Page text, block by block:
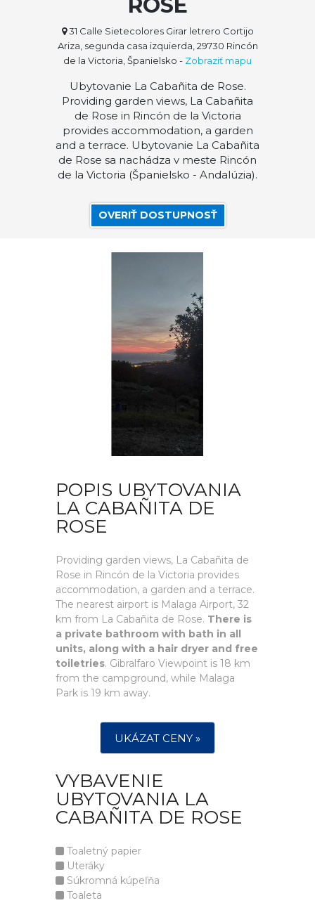
ROSE
31 Calle Sietecolores Girar letrero Cortijo
Ariza, segunda casa izquierda, 29730 Rincón
de la Victoria, Španielsko - Zobraziť mapu
Ubytovanie La Cabañita de Rose.
Providing garden views, La Cabañita
de Rose in Rincón de la Victoria
provides accommodation, a garden
and a terrace. Ubytovanie La Cabañita
de Rose sa nachádza v meste Rincón
de la Victoria (Španielsko - Andalúzia).
OVERIŤ DOSTUPNOSŤ
POPIS UBYTOVANIA
LA CABAÑITA DE
ROSE
Providing garden views, La Cabañita de
Rose in Rincón de la Victoria provides
accommodation, a garden and a terrace.
The nearest airport is Malaga Airport, 32
km from La Cabañita de Rose. There is
a private bathroom with bath in all
units, along with a hair dryer and free
toiletries. Gibralfaro Viewpoint is 18 km
from the campground, while Malaga
Park is 19 km away.
UKÁZAT CENY »
VYBAVENIE
UBYTOVANIA LA
CABAÑITA DE ROSE
Toaletný papier
Uteráky
Súkromná kúpeľňa
Toaleta